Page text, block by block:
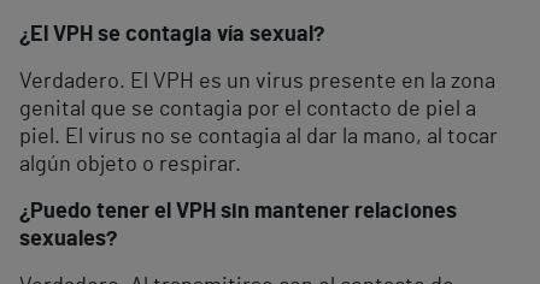
¿El VPH se contagia vía sexual?
Verdadero. El VPH es un virus presente en la zona
genital que se contagia por el contacto de piel a
piel. El virus no se contagia al dar la mano, al tocar
algún objeto o respirar.
¿Puedo tener el VPH sin mantener relaciones
sexuales?